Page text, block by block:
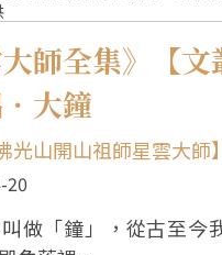
大師全集》【
大鐘
光山開山祖師星雲大師】
20
做「鐘」，從古至今